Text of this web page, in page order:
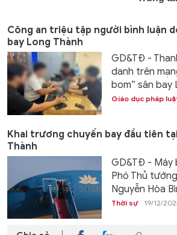
Công an triệu tập người bình luận
bay Long Thành
GD&TĐ -
danh trên
bom” sân bay
Giáo dục pháp
Khai trương chuyến bay đầu tiên
Thành
GD&TĐ - Máy
Phó Thủ
Nguyễn Hòa
Thời sự 19/12/